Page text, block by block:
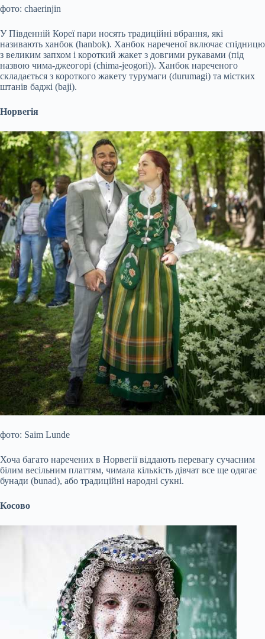
фото: chaerinjin
У Південній Кореї пари носять традиційні вбрання, які
називають ханбок (hanbok). Ханбок нареченої включає спідницю
з великим запхом і короткий жакет з довгими рукавами (під
назвою чима-джеогорі (chima-jeogori)). Ханбок нареченого
складається з короткого жакету турумаги (durumagi) та містких
штанів баджі (baji).
Норвегія
фото: Saim Lunde
Хоча багато наречених в Норвегії віддають перевагу сучасним
білим весільним платтям, чимала кількість дівчат все ще одягає
бунади (bunad), або традиційні народні сукні.
Косово